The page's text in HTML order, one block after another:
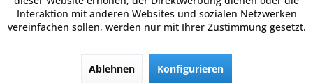
Interaktion mit anderen Websites und sozialen Netzwerken
vereinfachen sollen, werden nur mit Ihrer Zustimmung gesetzt.
Ablehnen Konfigurieren